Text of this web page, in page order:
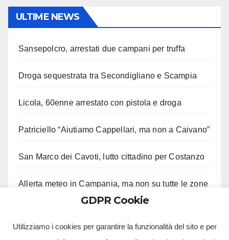
ULTIME NEWS
Sansepolcro, arrestati due campani per truffa
Droga sequestrata tra Secondigliano e Scampia
Licola, 60enne arrestato con pistola e droga
Patriciello “Aiutiamo Cappellari, ma non a Caivano”
San Marco dei Cavoti, lutto cittadino per Costanzo
Allerta meteo in Campania, ma non su tutte le zone
GDPR Cookie
Utilizziamo i cookies per garantire la funzionalità del sito e per